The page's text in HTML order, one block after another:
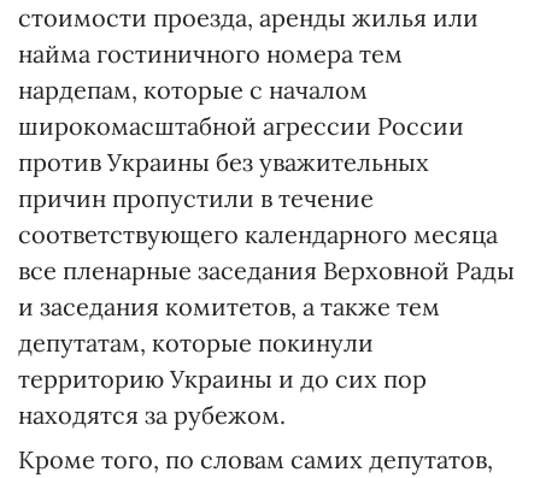
стоимости проезда, аренды жилья или
найма гостиничного номера тем
нардепам, которые с началом
широкомасштабной агрессии России
против Украины без уважительных
причин пропустили в течение
соответствующего календарного месяца
все пленарные заседания Верховной Рады
и заседания комитетов, а также тем
депутатам, которые покинули
территорию Украины и до сих пор
находятся за рубежом.
Кроме того, по словам самих депутатов,